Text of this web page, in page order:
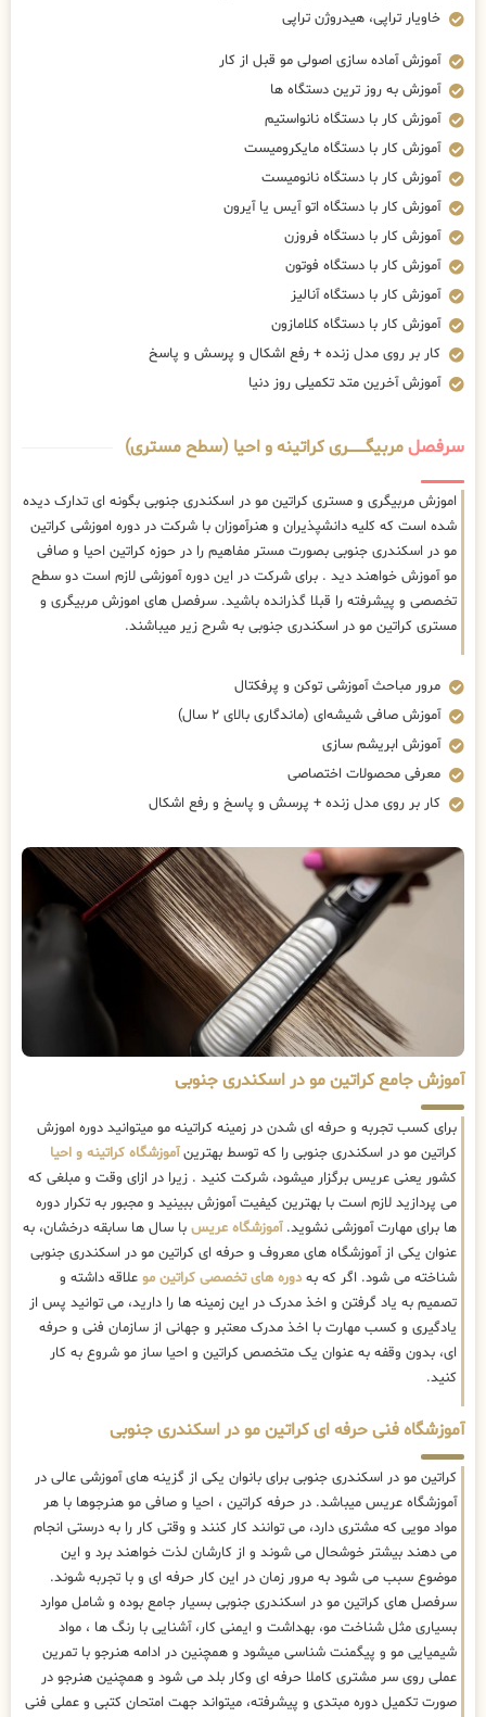
خاویار تراپی، هیدروژن تراپی
آموزش آماده سازی اصولی مو قبل از کار
آموزش به روز ترین دستگاه ها
آموزش کار با دستگاه نانواستیم
آموزش کار با دستگاه مایکرومیست
آموزش کار با دستگاه نانومیست
آموزش کار با دستگاه اتو آیس یا آیرون
آموزش کار با دستگاه فروزن
آموزش کار با دستگاه فوتون
آموزش کار با دستگاه آنالیز
آموزش کار با دستگاه کلامازون
کار بر روی مدل زنده + رفع اشکال و پرسش و پاسخ
آموزش آخرین متد تکمیلی روز دنیا
سرفصلمربیگــــــــری کراتینه و احیا (سطح مستری)
اموزش مربیگری و مستری کراتین مو در اسکندری جنوبی بگونه ای تدارک دیده
شده است که کلیه دانشپذیران و هنرآموزان با شرکت در دوره اموزشی کراتین
مو در اسکندری جنوبی بصورت مستر مفاهیم را در حوزه کراتین احیا و صافی
مو آموزش خواهند دید . برای شرکت در این دوره آموزشی لازم است دو سطح
تخصصی و پیشرفته را قبلا گذرانده باشید. سرفصل های اموزش مربیگری و
مستری کراتین مو در اسکندری جنوبی به شرح زیر میباشند.
مرور مباحث آموزشی توکن و پرفکتال
آموزش صافی شیشه‌ای (ماندگاری بالای ۲ سال)
آموزش ابریشم سازی
معرفی محصولات اختصاصی
کار بر روی مدل زنده + پرسش و پاسخ و رفع اشکال
آموزش جامع کراتین مو در اسکندری جنوبی
برای کسب تجربه و حرفه ای شدن در زمینه کراتینه مو میتوانید دوره اموزش
کراتین مو در اسکندری جنوبی را که توسط بهترینآموزشگاه کراتینه و احیا
کشور یعنی عریس برگزار میشود، شرکت کنید . زیرا در ازای وقت و مبلغی که
می پردازید لازم است با بهترین کیفیت آموزش ببینید و مجبور به تکرار دوره
ها برای مهارت آموزشی نشوید.آموزشگاه عریس با سال ها سابقه درخشان، به
عنوان یکی از آموزشگاه های معروف و حرفه ای کراتین مو در اسکندری جنوبی
شناخته می شود. اگر که بهدوره های تخصصی کراتین مو علاقه داشته و
تصمیم به یاد گرفتن و اخذ مدرک در این زمینه ها را دارید، می توانید پس از
یادگیری و کسب مهارت با اخذ مدرک معتبر و جهانی از سازمان فنی و حرفه
ای، بدون وقفه به عنوان یک متخصص کراتین و احیا ساز مو شروع به کار
کنید.
آموزشگاه فنی حرفه ای کراتین مو در اسکندری جنوبی
کراتین مو در اسکندری جنوبی برای بانوان یکی از گزینه های آموزشی عالی در
آموزشگاه عریس میباشد. در حرفه کراتین ، احیا و صافی مو هنرجوها با هر
مواد مویی که مشتری دارد، می توانند کار کنند و وقتی کار را به درستی انجام
می دهند بیشتر خوشحال می شوند و از کارشان لذت خواهند برد و این
موضوع سبب می شود به مرور زمان در این کار حرفه ای و با تجربه شوند.
سرفصل های کراتین مو در اسکندری جنوبی بسیار جامع بوده و شامل موارد
بسیاری مثل شناخت مو، بهداشت و ایمنی کار، آشنایی با رنگ ها ، مواد
شیمیایی مو و پیگمنت شناسی میشود و همچنین در ادامه هنرجو با تمرین
عملی روی سر مشتری کاملا حرفه ای وکار بلد می شود و همچنین هنرجو در
صورت تکمیل دوره مبتدی و پیشرفته، میتواند جهت امتحان کتبی و عملی فنی